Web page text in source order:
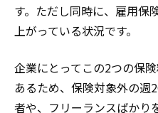
す。ただし同時に、雇用保
上がっている状況です。
企業にとってこの2つの保
あるため、保険対象外の週
者や、フリーランスばかり